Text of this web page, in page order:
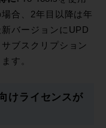
合、2年目以降は年
バージョンにUPD
ブスクリプション
す。
けライセンスが